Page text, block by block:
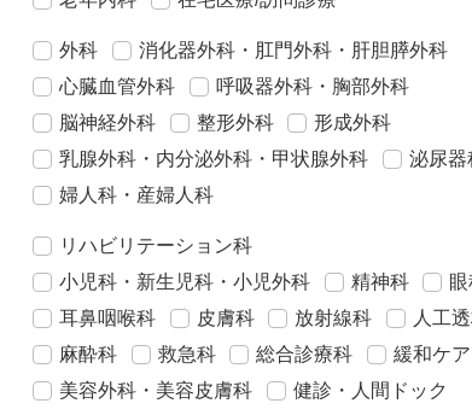
外科
消化器外科・肛門外科・肝胆膵外科
心臓血管外科
呼吸器外科・胸部外科
脳神経外科
整形外科
形成外科
乳腺外科・内分泌外科・甲状腺外科
泌尿器
婦人科・産婦人科
リハビリテーション科
小児科・新生児科・小児外科
精神科
耳鼻咽喉科
皮膚科 放射線科
人工
麻酔科
救急科 総合診療科
緩和ケ
美容外科・美容皮膚科
健診・人間ドック